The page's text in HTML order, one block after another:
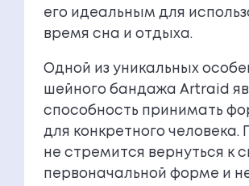
его идеальным для
время сна и отдыха.
Одной из уникальных
шейного бандажа Artraid
способность принимать
для конкретного человека.
не стремится вернуться к
первоначальной форме и